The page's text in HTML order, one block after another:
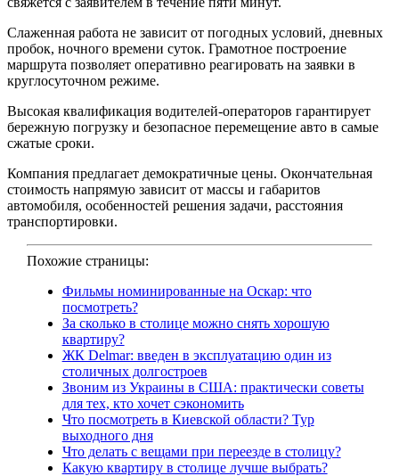
Слаженная работа не зависит от погодных условий, дневных
пробок, ночного времени суток. Грамотное построение
маршрута позволяет оперативно реагировать на заявки в
круглосуточном режиме.
Высокая квалификация водителей-операторов гарантирует
бережную погрузку и безопасное перемещение авто в самые
сжатые сроки.
Компания предлагает демократичные цены. Окончательная
стоимость напрямую зависит от массы и габаритов
автомобиля, особенностей решения задачи, расстояния
транспортировки.
Похожие страницы:
Фильмы номинированные на Оскар: что
посмотреть?
За сколько в столице можно снять хорошую
квартиру?
ЖК Delmar: введен в эксплуатацию один из
столичных долгостроев
Звоним из Украины в США: практически советы
для тех, кто хочет сэкономить
Что посмотреть в Киевской области? Тур
выходного дня
Что делать с вещами при переезде в столицу?
Какую квартиру в столице лучше выбрать?